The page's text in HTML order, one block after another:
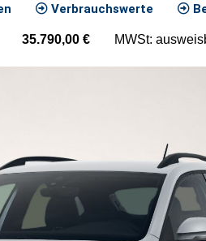
Verbrauchswerte
35.790,00 € MWSt: